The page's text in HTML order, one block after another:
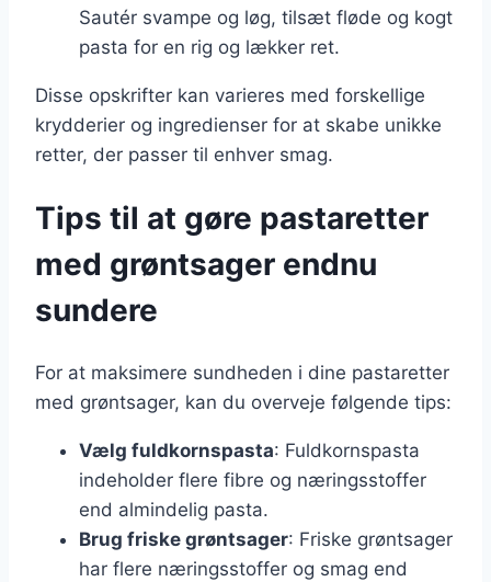
Sautér svampe og løg, tilsæt fløde og kogt
pasta for en rig og lækker ret.
Disse opskrifter kan varieres med forskellige
krydderier og ingredienser for at skabe unikke
retter, der passer til enhver smag.
Tips til at gøre pastaretter
med grøntsager endnu
sundere
For at maksimere sundheden i dine pastaretter
med grøntsager, kan du overveje følgende tips:
Vælg fuldkornspasta: Fuldkornspasta
indeholder flere fibre og næringsstoffer
end almindelig pasta.
Brug friske grøntsager: Friske grøntsager
har flere næringsstoffer og smag end